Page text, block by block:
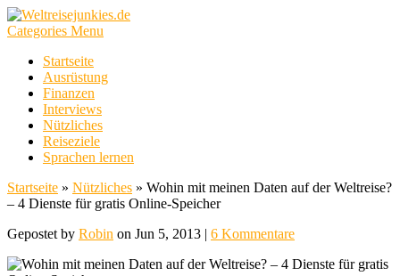
Categories Menu
Startseite
Ausrüstung
Finanzen
Interviews
Nützliches
Reiseziele
Sprachen lernen
Startseite » Nützliches » Wohin mit meinen Daten auf der Weltreise?
– 4 Dienste für gratis Online-Speicher
Gepostet by Robin on Jun 5, 2013 | 6 Kommentare